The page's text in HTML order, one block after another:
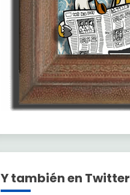
Y también en Twitter